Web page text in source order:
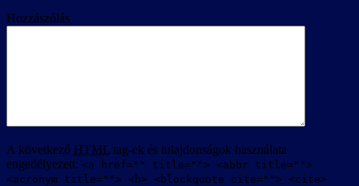
Hozzászólás
A következő HTML tag-ek és tulajdonságok használata
engedélyezett: <a href="" title=""> <abbr title="">
<acronym title=""> <b> <blockquote cite=""> <cite>